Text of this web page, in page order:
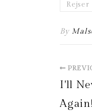
Rejser
By
I'll
Again!